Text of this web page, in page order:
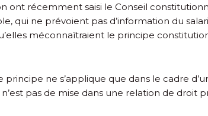
ont récemment saisi le Conseil
qui ne prévoient pas d’information du
méconnaîtraient le principe
ne s’applique que dans le cadre
pas de mise dans une relation de